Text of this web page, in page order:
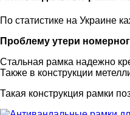
По статистике на Украине
Проблему утери
Стальная рамка надежно
Также в конструкции
Такая конструкция рамки